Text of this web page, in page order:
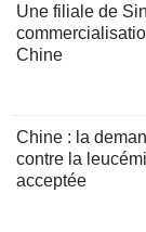
Une filiale de
Chine
Chine : la
contre la
acceptée